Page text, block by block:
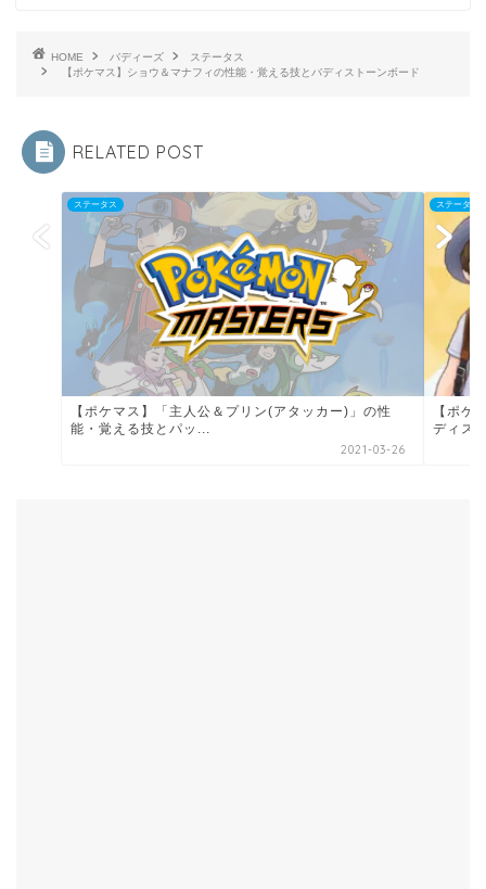
HOME バディーズ
ステータス
【ポケマス】ショウ＆マナフィの性能・覚える技とバディストーンボード
RELATED POST
ステータス
【ポケマス】「主人公＆プリン(アタッカー)」の性
能・覚える技とパッ...
2021-03-26
ステータス
【ポケ
ディス